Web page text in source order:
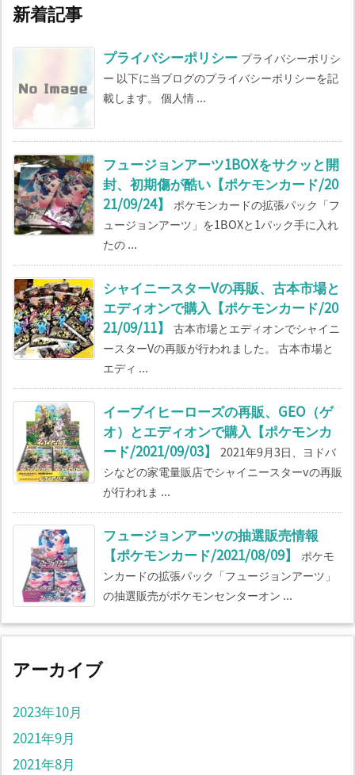
新着記事
プライバシーポリシー プライバシーポリシ
ー 以下に当ブログのプライバシーポリシーを記
載します。 個人情 ...
フュージョンアーツ1BOXをサクッと開
封、初期傷が酷い【ポケモンカード/20
21/09/24】
ポケモンカードの拡張パック「フ
ュージョンアーツ」を1BOXと1パック手に入れ
たの ...
シャイニースターVの再販、古本市場と
エディオンで購入【ポケモンカード/20
21/09/11】
古本市場とエディオンでシャイニ
ースターVの再販が行われました。 古本市場と
エディ ...
イーブイヒーローズの再販、GEO（ゲ
オ）とエディオンで購入【ポケモンカ
ード/2021/09/03】
2021年9月3日、ヨドバ
シなどの家電量販店でシャイニースターvの再販
が行われま ...
フュージョンアーツの抽選販売情報
【ポケモンカード/2021/08/09】
ポケモ
ンカードの拡張パック「フュージョンアーツ」
の抽選販売がポケモンセンターオン ...
アーカイブ
2023年10月
2021年9月
2021年8月